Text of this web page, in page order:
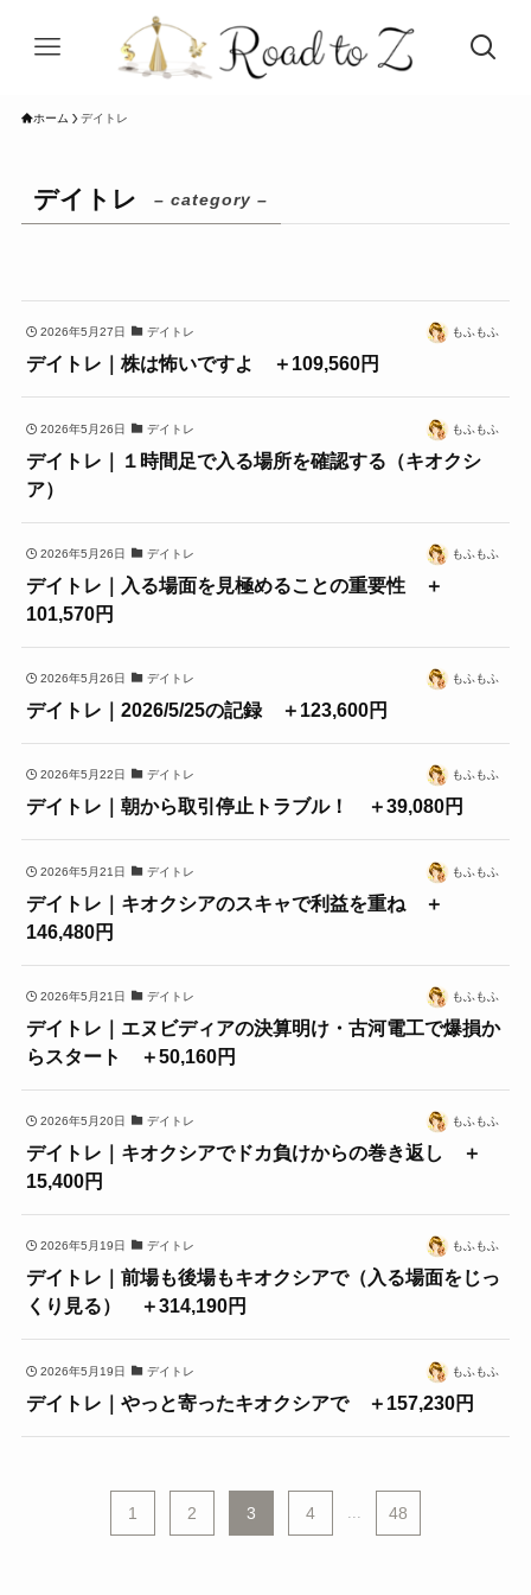
ホーム デイトレ
デイトレ – category –
2026年5月27日 デイトレ もふもふ
デイトレ｜株は怖いですよ ＋109,560円
2026年5月26日 デイトレ もふもふ
デイトレ｜１時間足で入る場所を確認する（キオクシ
ア）
2026年5月26日 デイトレ もふもふ
デイトレ｜入る場面を見極めることの重要性 ＋
101,570円
2026年5月26日 デイトレ もふもふ
デイトレ｜2026/5/25の記録 ＋123,600円
2026年5月22日 デイトレ もふもふ
デイトレ｜朝から取引停止トラブル！ ＋39,080円
2026年5月21日 デイトレ もふもふ
デイトレ｜キオクシアのスキャで利益を重ね ＋
146,480円
2026年5月21日 デイトレ もふもふ
デイトレ｜エヌビディアの決算明け・古河電工で爆損か
らスタート ＋50,160円
2026年5月20日 デイトレ もふもふ
デイトレ｜キオクシアでドカ負けからの巻き返し ＋
15,400円
2026年5月19日 デイトレ もふもふ
デイトレ｜前場も後場もキオクシアで（入る場面をじっ
くり見る） ＋314,190円
2026年5月19日 デイトレ もふもふ
デイトレ｜やっと寄ったキオクシアで ＋157,230円
1 2 3 4 48